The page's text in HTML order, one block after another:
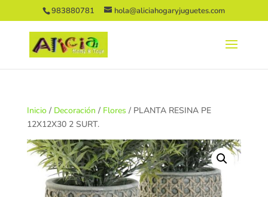
983880781 hola@aliciahogaryjuguetes.com
Inicio/ Decoración / Flores / PLANTA RESINA PE
12X12X30 2 SURT.